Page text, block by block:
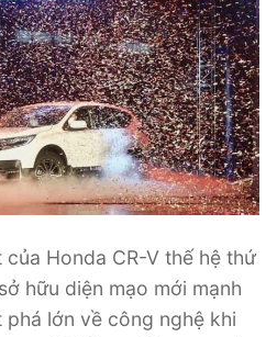
Honda CR-V thế hệ thứ
hữu diện mạo mới mạnh
lớn về công nghệ khi